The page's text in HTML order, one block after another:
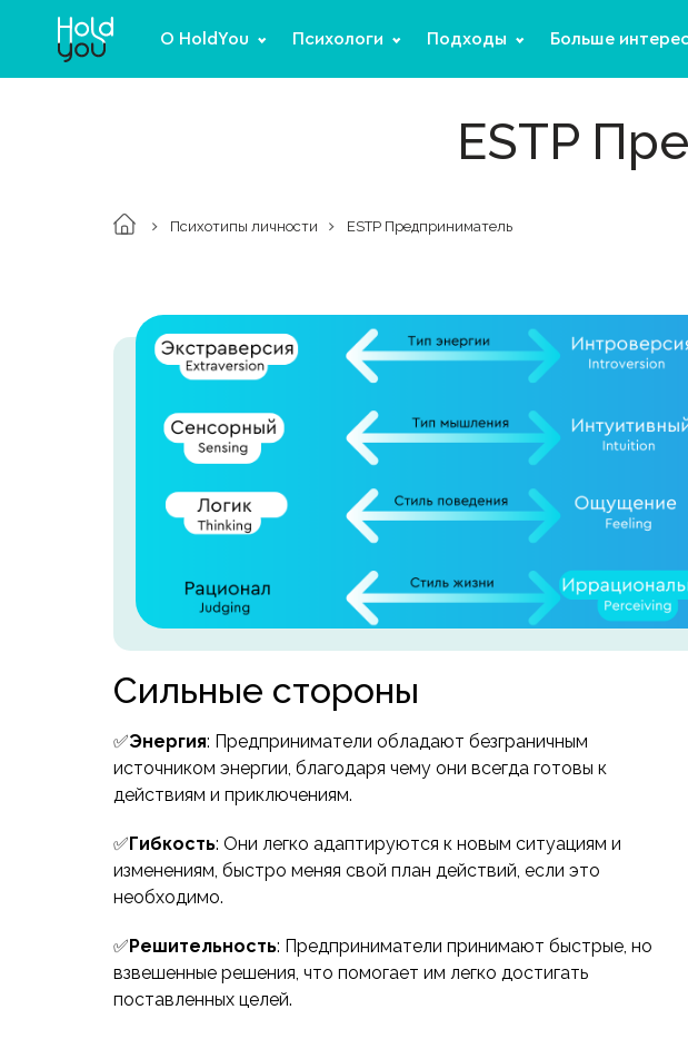
О HoldYou Психологи Подходы Больше
ESTP
Психотипы личности ESTP Предприниматель
Сильные стороны
✅Энергия: Предприниматели обладают безграничным
источником энергии, благодаря чему они всегда готовы к
действиям и приключениям.
✅Гибкость: Они легко адаптируются к новым ситуациям и
изменениям, быстро меняя свой план действий, если это
необходимо.
✅Решительность: Предприниматели принимают быстрые, но
взвешенные решения, что помогает им легко достигать
поставленных целей.